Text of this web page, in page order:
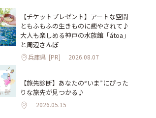
【チケットプレゼント】アートな空間
ともふもふの生きものに癒やされて♪
大人も楽しめる神戸の水族館「átoa」
と周辺さんぽ
兵庫県 [PR] 2026.08.07
【旅先診断】あなたの“いま”にぴった
りな旅先が見つかる♪
2026.05.15